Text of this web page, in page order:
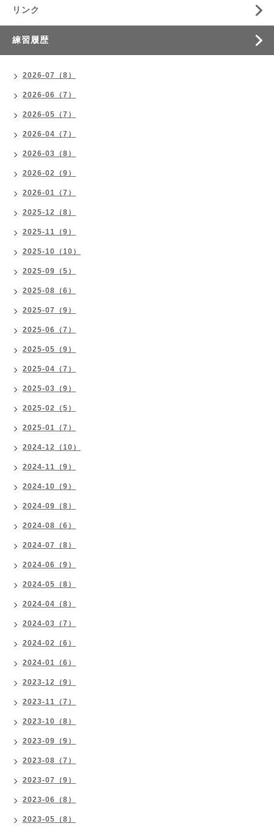
リンク
練習履歴
2026-07（8）
2026-06（7）
2026-05（7）
2026-04（7）
2026-03（8）
2026-02（9）
2026-01（7）
2025-12（8）
2025-11（9）
2025-10（10）
2025-09（5）
2025-08（6）
2025-07（9）
2025-06（7）
2025-05（9）
2025-04（7）
2025-03（9）
2025-02（5）
2025-01（7）
2024-12（10）
2024-11（9）
2024-10（9）
2024-09（8）
2024-08（6）
2024-07（8）
2024-06（9）
2024-05（8）
2024-04（8）
2024-03（7）
2024-02（6）
2024-01（6）
2023-12（9）
2023-11（7）
2023-10（8）
2023-09（9）
2023-08（7）
2023-07（9）
2023-06（8）
2023-05（8）